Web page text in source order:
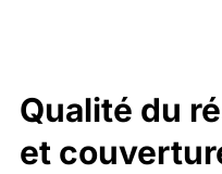
Qualité du
et